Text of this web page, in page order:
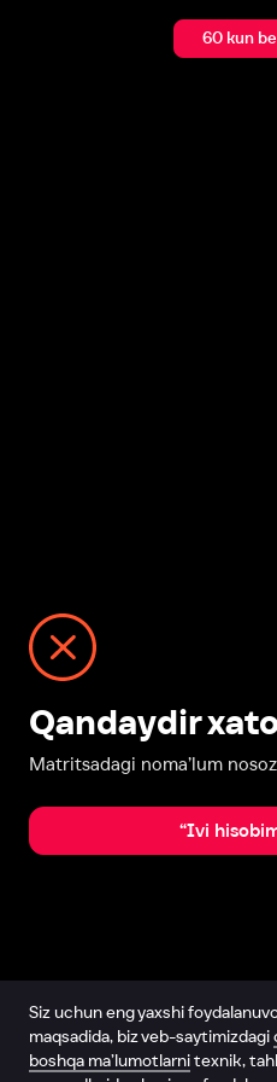
60 kun
Qandaydir
Matritsadagi noma’lum
“Ivi
Siz uchun eng yaxshi
maqsadida, biz veb-saytimizdagi
boshqa ma’lumotlarnitexnik,